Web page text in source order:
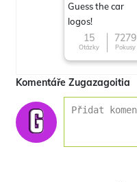
Guess the car
logos!
15
Otázky
7279
Pokusy
Komentáře Zugazagoitia